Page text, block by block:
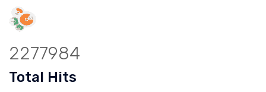
2277984
Total Hits